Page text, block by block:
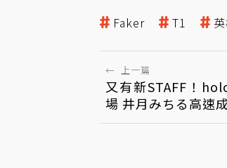
Faker T1
← 上一篇
又有新STAFF！
場 井月みちる高速